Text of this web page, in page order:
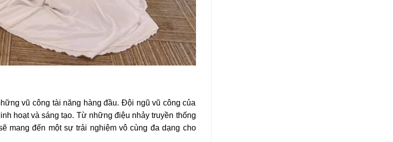
vũ công tài năng hàng đầu. Đội ngũ vũ công của
hoạt và sáng tạo. Từ những điệu nhảy truyền thống
mang đến một sự trải nghiệm vô cùng đa dạng cho